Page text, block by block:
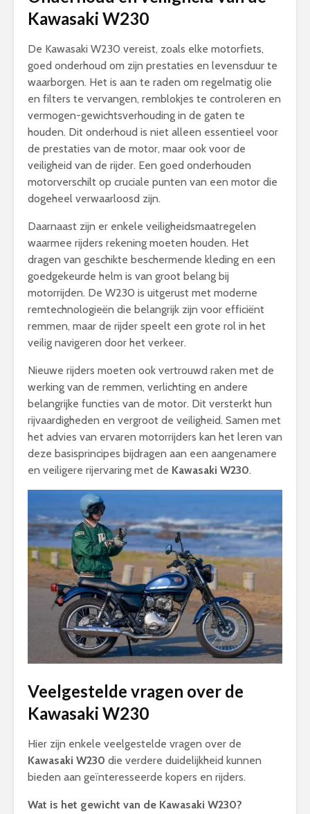
Kawasaki W230
De Kawasaki W230 vereist, zoals elke motorfiets,
goed onderhoud om zijn prestaties en levensduur te
waarborgen. Het is aan te raden om regelmatig olie
en filters te vervangen, remblokjes te controleren en
vermogen-gewichtsverhouding in de gaten te
houden. Dit onderhoud is niet alleen essentieel voor
de prestaties van de motor, maar ook voor de
veiligheid van de rijder. Een goed onderhouden
motorverschilt op cruciale punten van een motor die
dogeheel verwaarloosd zijn.
Daarnaast zijn er enkele veiligheidsmaatregelen
waarmee rijders rekening moeten houden. Het
dragen van geschikte beschermende kleding en een
goedgekeurde helm is van groot belang bij
motorrijden. De W230 is uitgerust met moderne
remtechnologieën die belangrijk zijn voor efficiënt
remmen, maar de rijder speelt een grote rol in het
veilig navigeren door het verkeer.
Nieuwe rijders moeten ook vertrouwd raken met de
werking van de remmen, verlichting en andere
belangrijke functies van de motor. Dit versterkt hun
rijvaardigheden en vergroot de veiligheid. Samen met
het advies van ervaren motorrijders kan het leren van
deze basisprincipes bijdragen aan een aangenamere
en veiligere rijervaring met de Kawasaki W230.
Veelgestelde vragen over de
Kawasaki W230
Hier zijn enkele veelgestelde vragen over de
Kawasaki W230 die verdere duidelijkheid kunnen
bieden aan geïnteresseerde kopers en rijders.
Wat is het gewicht van de Kawasaki W230?